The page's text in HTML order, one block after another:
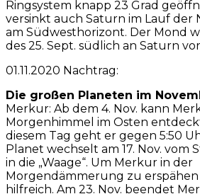
Ringsystem knapp 23 Grad
versinkt auch Saturn im Lauf der
am Südwesthorizont. Der Mond
des 25. Sept. südlich an Saturn
01.11.2020 Nachtrag:
Die großen Planeten im
Merkur: Ab dem 4. Nov. kann
Morgenhimmel im Osten
diesem Tag geht er gegen 5:50
Planet wechselt am 17. Nov. vom
in die „Waage“. Um Merkur in der
Morgendämmerung zu erspähen
hilfreich. Am 23. Nov. beendet